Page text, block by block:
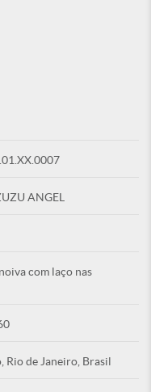
ANGEL
com laço nas
Rio de Janeiro, Brasil